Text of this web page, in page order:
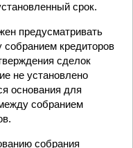
срок.
предусматривать
собранием кредиторов
сделок
не установлено
основания для
собранием
собрания